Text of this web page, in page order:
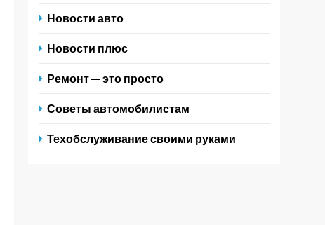
Новости авто
Новости плюс
Ремонт — это просто
Советы автомобилистам
Техобслуживание своими руками